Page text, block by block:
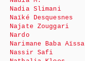
Nadia Slimani
Naïké Desquesnes
Najate Zouggari
Nardo
Narimane Baba Aïssa
Nassir Safi